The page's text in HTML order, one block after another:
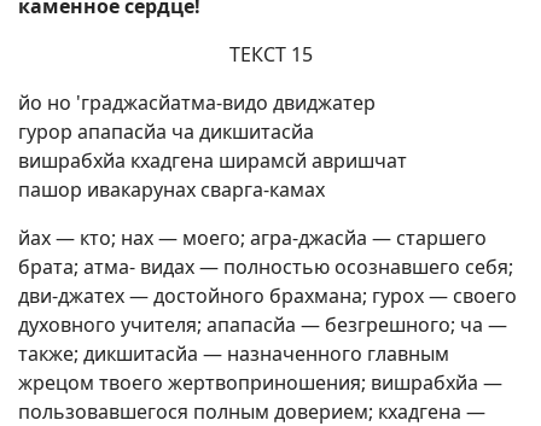
каменное сердце!
ТЕКСТ 15
йо но 'граджасйатма-видо двиджатер
гурор апапасйа ча дикшитасйа
вишрабхйа кхадгена ширамсй авришчат
пашор ивакарунах сварга-камах
йах — кто; нах — моего; агра-джасйа — старшего
брата; атма- видах — полностью осознавшего себя;
дви-джатех — достойного брахмана; гурох — своего
духовного учителя; апапасйа — безгрешного; ча —
также; дикшитасйа — назначенного главным
жрецом твоего жертвоприношения; вишрабхйа —
пользовавшегося полным доверием; кхадгена —